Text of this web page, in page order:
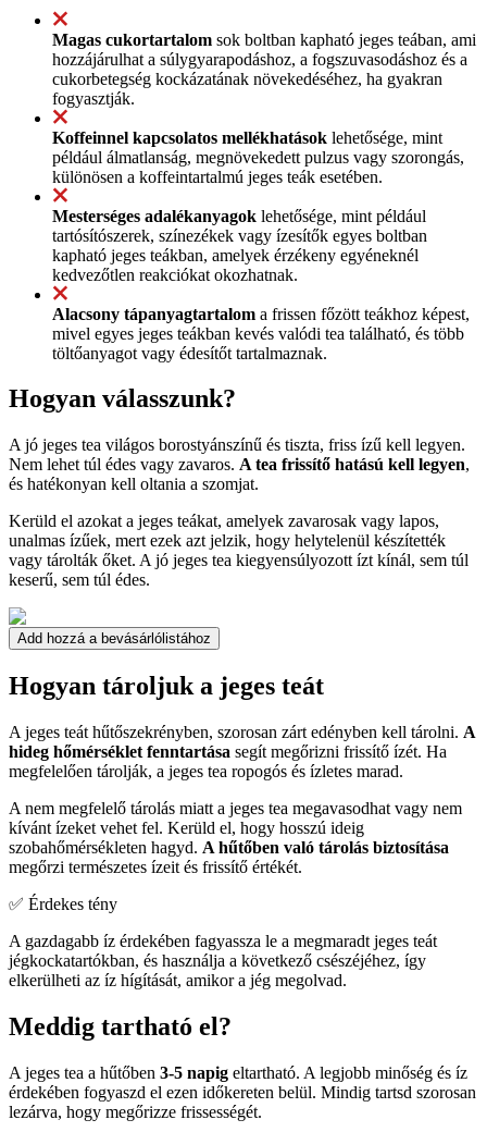
Magas cukortartalom sok boltban kapható jeges teában, ami
hozzájárulhat a súlygyarapodáshoz, a fogszuvasodáshoz és a
cukorbetegség kockázatának növekedéséhez, ha gyakran
fogyasztják.
Koffeinnel kapcsolatos mellékhatások lehetősége, mint
például álmatlanság, megnövekedett pulzus vagy szorongás,
különösen a koffeintartalmú jeges teák esetében.
Mesterséges adalékanyagok lehetősége, mint például
tartósítószerek, színezékek vagy ízesítők egyes boltban
kapható jeges teákban, amelyek érzékeny egyéneknél
kedvezőtlen reakciókat okozhatnak.
Alacsony tápanyagtartalom a frissen főzött teákhoz képest,
mivel egyes jeges teákban kevés valódi tea található, és több
töltőanyagot vagy édesítőt tartalmaznak.
Hogyan válasszunk?
A jó jeges tea világos borostyánszínű és tiszta, friss ízű kell legyen.
Nem lehet túl édes vagy zavaros. A tea frissítő hatású kell legyen,
és hatékonyan kell oltania a szomjat.
Kerüld el azokat a jeges teákat, amelyek zavarosak vagy lapos,
unalmas ízűek, mert ezek azt jelzik, hogy helytelenül készítették
vagy tárolták őket. A jó jeges tea kiegyensúlyozott ízt kínál, sem túl
keserű, sem túl édes.
Add hozzá a bevásárlólistához
Hogyan tároljuk a jeges teát
A jeges teát hűtőszekrényben, szorosan zárt edényben kell tárolni. A
hideg hőmérséklet fenntartása segít megőrizni frissítő ízét. Ha
megfelelően tárolják, a jeges tea ropogós és ízletes marad.
A nem megfelelő tárolás miatt a jeges tea megavasodhat vagy nem
kívánt ízeket vehet fel. Kerüld el, hogy hosszú ideig
szobahőmérsékleten hagyd. A hűtőben való tárolás biztosítása
megőrzi természetes ízeit és frissítő értékét.
✅ Érdekes tény
A gazdagabb íz érdekében fagyassza le a megmaradt jeges teát
jégkockatartókban, és használja a következő csészéjéhez, így
elkerülheti az íz hígítását, amikor a jég megolvad.
Meddig tartható el?
A jeges tea a hűtőben 3-5 napig eltartható. A legjobb minőség és íz
érdekében fogyaszd el ezen időkereten belül. Mindig tartsd szorosan
lezárva, hogy megőrizze frissességét.